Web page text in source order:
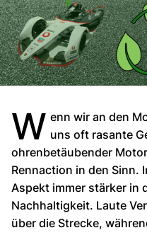
W enn wir an den
uns oft rasante
ohrenbetäubender
Rennaction in den Sinn.
Aspekt immer stärker in
Nachhaltigkeit. Laute
über die Strecke,